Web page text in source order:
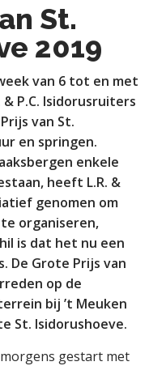
St.
2019
week van 6 tot en met
P.C. Isidorusruiters
van St.
en springen.
enkele
heeft L.R. &
genomen om
organiseren,
is dat het nu een
De Grote Prijs van
op de
bij ’t Meuken
St. Isidorushoeve.
gestart met